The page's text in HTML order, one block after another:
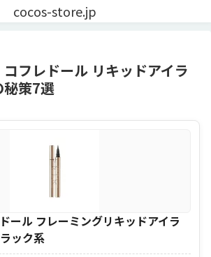
cocos-store.jp
コフレドール リキッドアイラ
秘策7選
ール フレーミングリキッドアイラ
ック系